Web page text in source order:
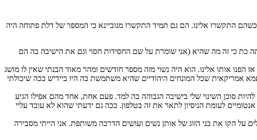
התקשרו אלינו. הם גם תמיד התקשרו מגוביינא כי המספר של דלת פתוחה היה
כת כי זה מה שהיא (אני שומרת על שם החסידות חסוי וגם את הישיבה בה הם
אותו אלינו. הוא היה נשוי מזה מספר חודשים ומהר מאוד הבנתי שאין לו מושג
אמריקאית שכל המונחים היהודיים שהיא משתמשת בה היו ביידיש ככה שיכולתי
סוכן השינוי שלי בישיבה הגבוהה בה למד. פעם אחת, אחד מהם אפילו הגיע
לעומת הניסיון לתאר את זה בטלפון. ככה גם ידעתי שהוא לא עובד עליי
על הקו את בני הזוג של אותן נשים ועושים הדרכה משותפת. אני הייתי מסבירה